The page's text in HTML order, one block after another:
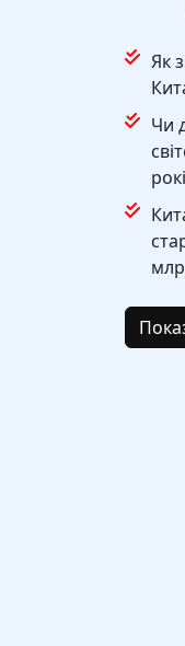
Як
Чи